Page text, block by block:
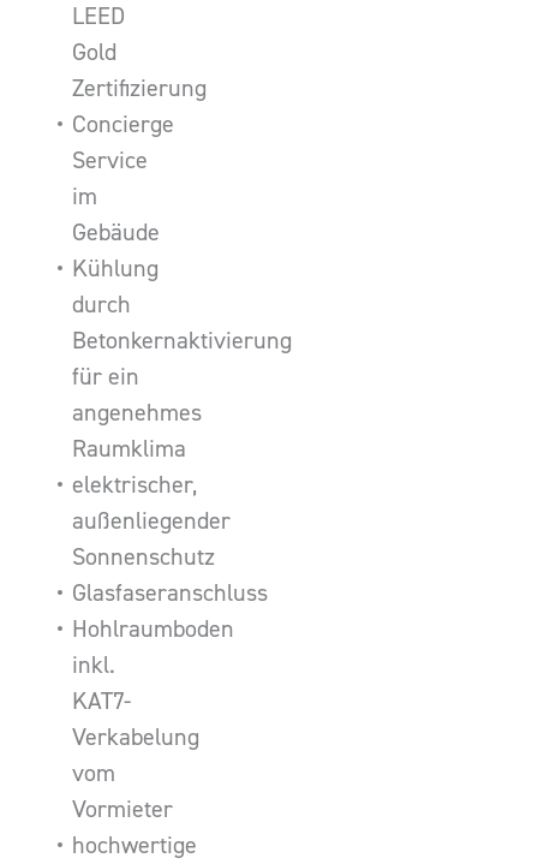
LEED
Gold
Zertifizierung
Concierge
Service
im
Gebäude
Kühlung
durch
Betonkernaktivierung
für ein
angenehmes
Raumklima
elektrischer,
außenliegender
Sonnenschutz
Glasfaseranschluss
Hohlraumboden
inkl.
KAT7-
Verkabelung
vom
Vormieter
hochwertige